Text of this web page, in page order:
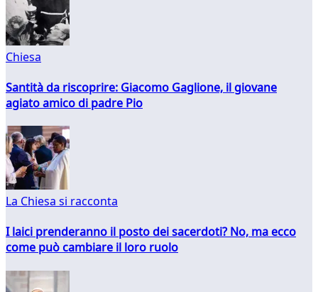
Chiesa
Santità da riscoprire: Giacomo Gaglione, il giovane
agiato amico di padre Pio
La Chiesa si racconta
I laici prenderanno il posto dei sacerdoti? No, ma ecco
come può cambiare il loro ruolo